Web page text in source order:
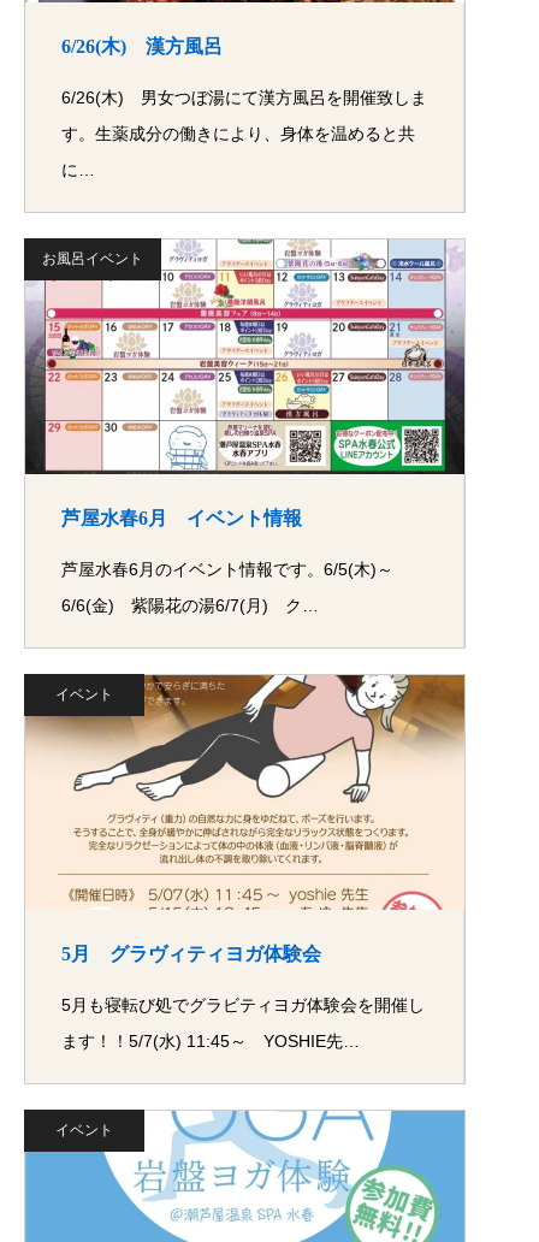
6/26(木) 漢方風呂
6/26(木) 男女つぼ湯にて漢方風呂を開催致しま
す。生薬成分の働きにより、身体を温めると共
に…
お風呂イベント
芦屋水春6月 イベント情報
芦屋水春6月のイベント情報です。6/5(木)～
6/6(金) 紫陽花の湯6/7(月) ク…
イベント
5月 グラヴィティヨガ体験会
5月も寝転び処でグラビティヨガ体験会を開催し
ます！！5/7(水) 11:45～ YOSHIE先…
イベント